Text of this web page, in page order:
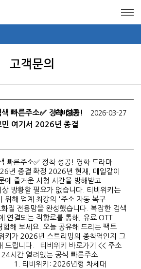
고객문의
2026-03-27
빠른주소✅ 정착 성공!
민 여기서 2026년 종결
티비위키
빠른주소✅ 정착 성공! 영화 드라마
년 종결 확정 2026년 현재, 매일같이
에 즐거운 시청 시간을 방해받고
방황할 필요가 없습니다. 티비위키는
위해 업계 최강의 '주소 자동 복구
질 전용망을 완성했습니다. 복잡한 검색
연결되는 직항로를 통해, 유료 OTT
험해 보세요. 오늘 공유해 드리는 팩트
키가 2026년 스트리밍의 종착역인지 그
드립니다. 티비위키 바로가기 << 주소
시간 열려있는 공식 빠른주소
티비위키: 2026년형 차세대